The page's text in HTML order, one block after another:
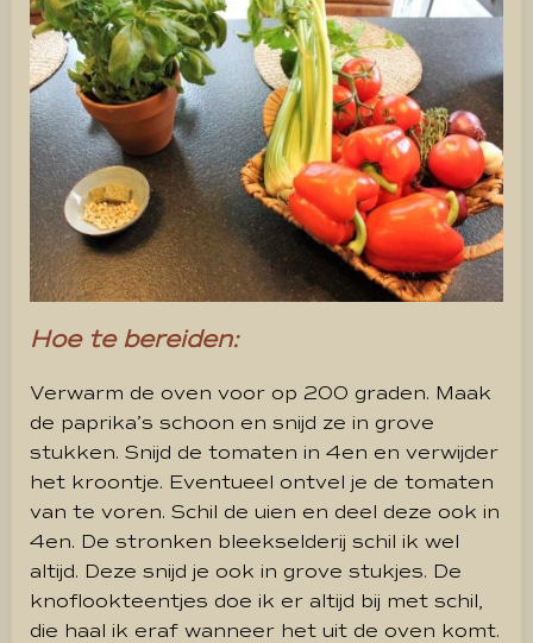
Hoe te bereiden:
Verwarm de oven voor op 200 graden. Maak
de paprika’s schoon en snijd ze in grove
stukken. Snijd de tomaten in 4en en verwijder
het kroontje. Eventueel ontvel je de tomaten
van te voren. Schil de uien en deel deze ook in
4en. De stronken bleekselderij schil ik wel
altijd. Deze snijd je ook in grove stukjes. De
knoflookteentjes doe ik er altijd bij met schil,
die haal ik eraf wanneer het uit de oven komt.